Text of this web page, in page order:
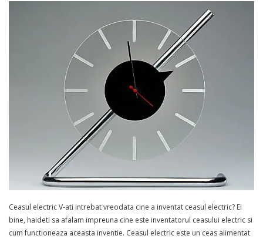
Ceasul electric V-ati intrebat vreodata cine a inventat ceasul electric? Ei
bine, haideti sa afalam impreuna cine este inventatorul ceasului electric si
cum functioneaza aceasta inventie. Ceasul electric este un ceas alimentat